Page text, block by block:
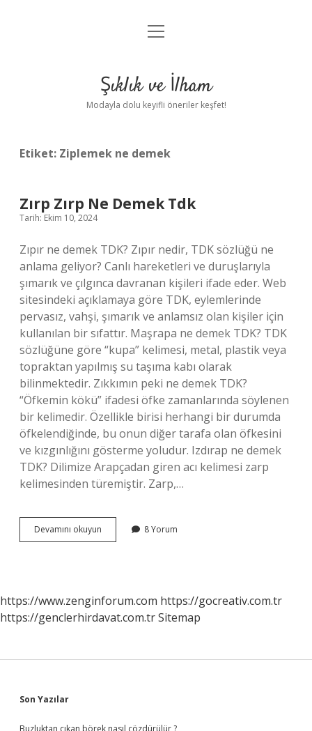
Anasayfa
Yasal Uyarı
menüyü
Şıklık ve İlham
Modayla dolu keyifli öneriler keşfet!
Etiket: Ziplemek ne demek
Zırp Zırp Ne Demek Tdk
Tarih: Ekim 10, 2024
Zıpır ne demek TDK? Zıpır nedir, TDK sözlüğü ne
anlama geliyor? Canlı hareketleri ve duruşlarıyla
şımarık ve çılgınca davranan kişileri ifade eder. Web
sitesindeki açıklamaya göre TDK, eylemlerinde
pervasız, vahşi, şımarık ve anlamsız olan kişiler için
kullanılan bir sıfattır. Maşrapa ne demek TDK? TDK
sözlüğüne göre “kupa” kelimesi, metal, plastik veya
topraktan yapılmış su taşıma kabı olarak
bilinmektedir. Zıkkımın peki ne demek TDK?
“Öfkemin kökü” ifadesi öfke zamanlarında söylenen
bir kelimedir. Özellikle birisi herhangi bir durumda
öfkelendiğinde, bu onun diğer tarafa olan öfkesini
ve kızgınlığını gösterme yoludur. Izdırap ne demek
TDK? Dilimize Arapçadan giren acı kelimesi zarp
kelimesinden türemiştir. Zarp,…
Devamını okuyun
Zırp
8 Yorum
https://www.zenginforum.com https://gocreativ.com.tr
https://genclerhirdavat.com.trSitemap
Sidebar
Son Yazılar
Buzluktan çıkan börek nasıl çözdürülür ?